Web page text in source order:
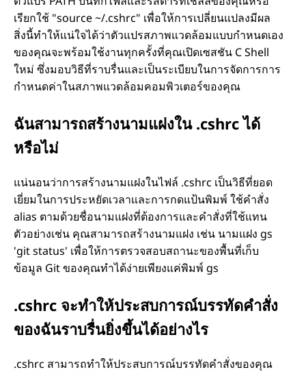
เรียกใช้ "source ~/.cshrc" เพื่อให้การเปลี่ยนแปลงมีผล
สิ่งนี้ทำให้แน่ใจได้ว่าตัวแปรสภาพแวดล้อมแบบกำหนดเอง
ของคุณจะพร้อมใช้งานทุกครั้งที่คุณเปิดเซสชัน C Shell
ใหม่ ซึ่งมอบวิธีที่ราบรื่นและเป็นระเบียบในการจัดการการ
กำหนดค่าในสภาพแวดล้อมคอมพิวเตอร์ของคุณ
ฉันสามารถสร้างนามแฝงใน .cshrc ได้
หรือไม่
แน่นอนว่าการสร้างนามแฝงในไฟล์ .cshrc เป็นวิธีที่ยอด
เยี่ยมในการประหยัดเวลาและการกดแป้นพิมพ์ ใช้คำสั่ง
alias ตามด้วยชื่อนามแฝงที่ต้องการและคำสั่งที่ใช้แทน
ตัวอย่างเช่น คุณสามารถสร้างนามแฝง เช่น นามแฝง gs
'git status' เพื่อให้การตรวจสอบสถานะของพื้นที่เก็บ
ข้อมูล Git ของคุณทำได้ง่ายเพียงแค่พิมพ์ gs
.cshrc จะทำให้ประสบการณ์บรรทัดคำสั่ง
ของฉันราบรื่นยิ่งขึ้นได้อย่างไร
.cshrc สามารถทำให้ประสบการณ์บรรทัดคำสั่งของคุณ